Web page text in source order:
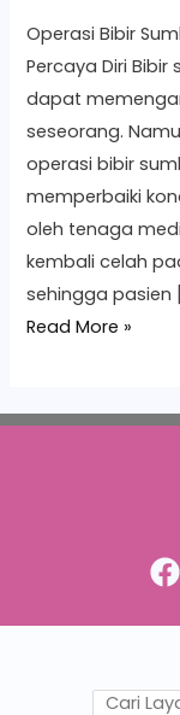
Operasi Bibir
Percaya Diri
dapat
seseorang.
operasi bibir
memperbaiki
oleh tenaga
kembali celah
sehingga pasien
Read More »